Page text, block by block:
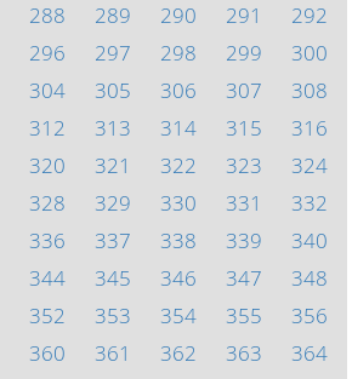
288 289 290 291
292
296 297 298 299
300
304 305 306 307
308
312 313 314 315
316
320 321 322 323
324
328 329 330 331
332
336 337 338 339
340
344 345 346 347
348
352 353 354 355
356
360 361 362 363
364